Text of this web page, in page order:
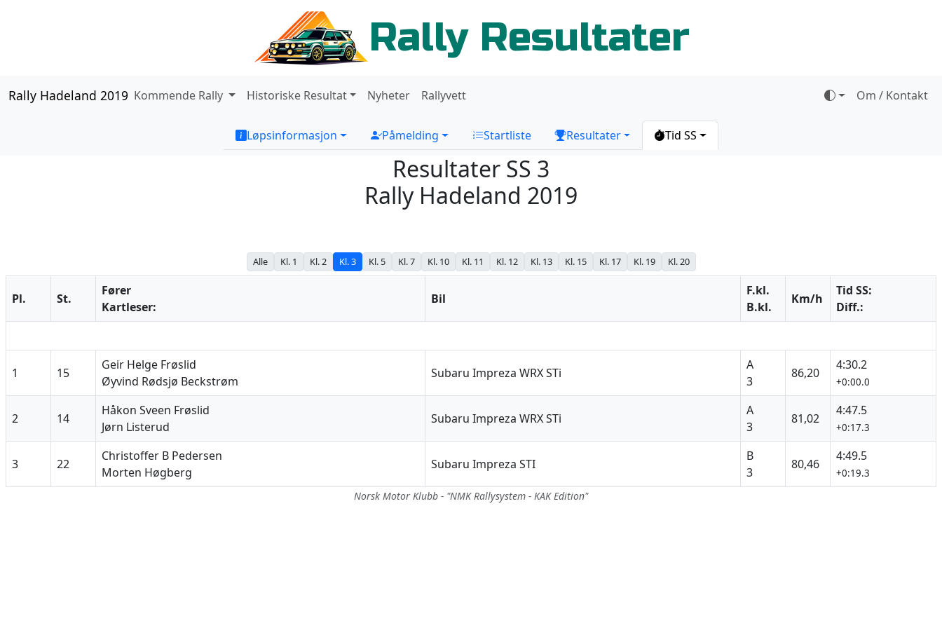
Rally Resultater
Rally Hadeland 2019 Kommende Rally Historiske Resultat Nyheter Rallyvett Om / Kontakt
Løpsinformasjon Påmelding Startliste Resultater Tid SS
Resultater SS 3
Rally Hadeland 2019
Alle Kl. 1 Kl. 2 Kl. 3 Kl. 5 Kl. 7 Kl. 10 Kl. 11 Kl. 12 Kl. 13 Kl. 15 Kl. 17 Kl. 19 Kl. 20
Pl. St.
Fører
Kartleser:
Bil
F.kl.
B.kl.
Km/h
Tid SS:
Diff.:
1 15
Geir Helge Frøslid
Øyvind Rødsjø Beckstrøm
Subaru Impreza WRX STi
A
3
86,20
4:30.2
+0:00.0
2 14
Håkon Sveen Frøslid
Jørn Listerud
Subaru Impreza WRX STi
A
3
81,02
4:47.5
+0:17.3
3 22
Christoffer B Pedersen
Morten Høgberg
Subaru Impreza STI
B
3
80,46
4:49.5
+0:19.3
Norsk Motor Klubb - "NMK Rallysystem - KAK Edition"